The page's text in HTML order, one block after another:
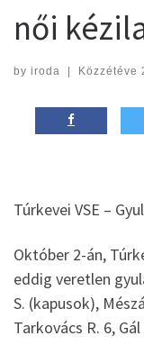
női
by iroda | Közzétéve
Túrkevei VSE –
Október 2-án,
eddig veretlen
S. (kapusok),
Tarkovács R. 6,